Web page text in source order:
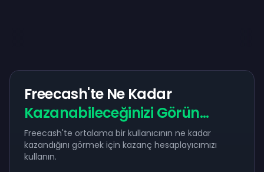
Freecash'te Ne Kadar
Kazanabileceğinizi Görün...
Freecash'te ortalama bir kullanıcının ne kadar
kazandığını görmek için kazanç hesaplayıcımızı
kullanın.